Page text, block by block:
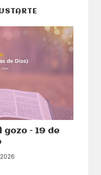
gozo – 19 de